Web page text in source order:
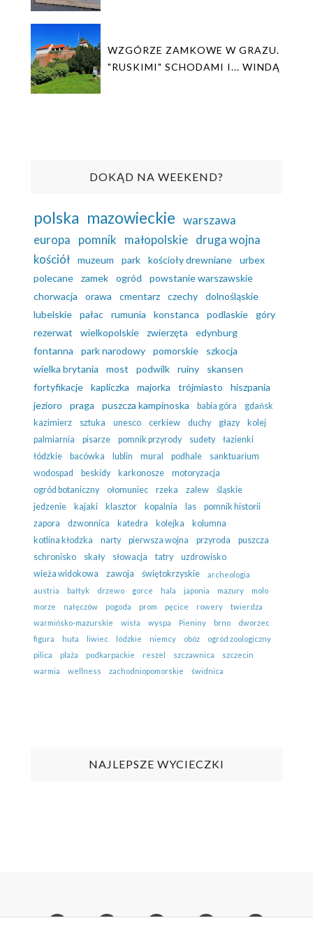
WZGÓRZE ZAMKOWE W GRAZU.
"RUSKIMI" SCHODAMI I... WINDĄ
DOKĄD NA WEEKEND?
polska mazowieckie warszawa
europa
pomnik małopolskie druga wojna
kościół
muzeum park kościoły drewniane
urbex
polecane
zamek ogród
powstanie warszawskie
chorwacja
orawa cmentarz czechy
dolnośląskie
lubelskie
pałac rumunia konstanca podlaskie
góry
rezerwat
wielkopolskie zwierzęta
edynburg
fontanna
park narodowy pomorskie
szkocja
wielka brytania
most podwilk ruiny
skansen
fortyfikacje
kapliczka majorka trójmiasto
hiszpania
jezioro
praga puszcza kampinoska babia góra
gdańsk
kazimierz
sztuka unesco cerkiew duchy głazy
kolej
palmiarnia
pisarze pomnik przyrody sudety
łazienki
łódzkie
bacówka lublin mural podhale
sanktuarium
wodospad
beskidy karkonosze
motoryzacja
ogród botaniczny
ołomuniec rzeka zalew
śląskie
jedzenie
kajaki klasztor kopalnia las
pomnik historii
zapora
dzwonnica katedra kolejka
kolumna
kotlina kłodzka
narty pierwsza wojna przyroda
puszcza
schronisko
skały słowacja tatry
uzdrowisko
wieża widokowa
zawoja świętokrzyskie
archeologia
austria
bałtyk drzewo gorce hala japonia mazury
molo
morze
nałęczów pogoda prom pęcice rowery
twierdza
warmińsko-mazurskie
wisła wyspa Pieniny brno
dworzec
figura
huta liwiec lódzkie niemcy obóz
ogród zoologiczny
pilica
plaża podkarpackie reszel szczawnica
szczecin
warmia
wellness zachodniopomorskie świdnica
NAJLEPSZE WYCIECZKI